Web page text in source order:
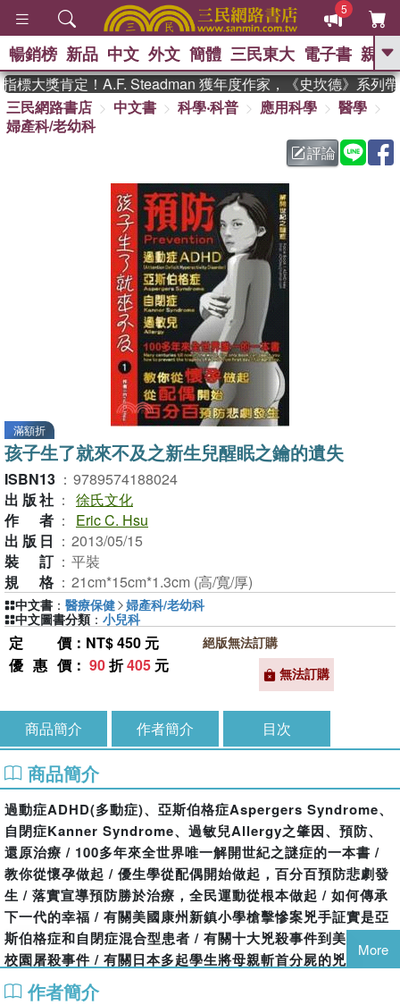
5
GO
熱搜： 東野圭吾 、 高希均教授回憶錄
暑期推薦 、 國際布克
方念華 、 台灣的李
登輝時代 、 數學女孩：黎曼猜想
偉大的迷走神經
暢銷榜 新品 中文 外文 簡體 三民東大 電子書 親子
大獎肯定！A.F. Steadman 獲年度作家，《史坎德》系列帶
三民網路書店
中文書 科學‧科普 應用科學
醫學
婦產科/老幼科
評論
滿額折
孩子生了就來不及之新生兒醒眠之鑰的遺失
ISBN13 ： 9789574188024
出版社 ： 徐氏文化
作者 ：
Eric C. Hsu
出版日 ： 2013/05/15
裝訂 ： 平裝
規格 ： 21cm*15cm*1.3cm (高/寬/厚)
定價 ：NT$ 450 元
優惠價 ： 90折405 元
絕版無法訂購
無法訂購
中文書 ： 醫療保健 婦產科/老幼科
中文圖書分類 ： 小兒科
商品簡介 作者簡介 目次
商品簡介
過動症ADHD(多動症)、亞斯伯格症Aspergers Syndrome、
自閉症Kanner Syndrome、過敏兒Allergy之肇因、預防、
還原治療 / 100多年來全世界唯一解開世紀之謎症的一本書 /
教你從懷孕做起 / 優生學從配偶開始做起，百分百預防悲劇發
生 / 落實宣導預防勝於治療，全民運動從根本做起 / 如何傳承
下一代的幸福 / 有關美國康州新鎮小學槍擊慘案兇手証實是亞
斯伯格症和自閉症混合型患者 / 有關十大兇殺事件到美國十大
校園屠殺事件 / 有關日本多起學生將母親斬首分屍的兇殺案 /
有關台灣宅男姦殺同校校花...等重大兇殺案
More
作者簡介